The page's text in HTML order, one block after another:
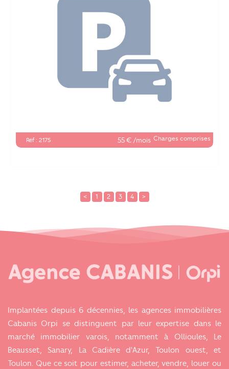
Réf : 2175 55 € /mois Charges comprises
< 1 2 3 4 >
Implantées depuis 6 décennies, les agences immobilières
Cabanis Orpi se distinguent par leur expertise dans le
marché immobilier varois, notamment à Ollioules, Le
Beausset, Sanary, La Cadière d'Azur, Toulon ouest, et
Toulon. Que ce soit pour estimer, acheter, vendre, louer ou